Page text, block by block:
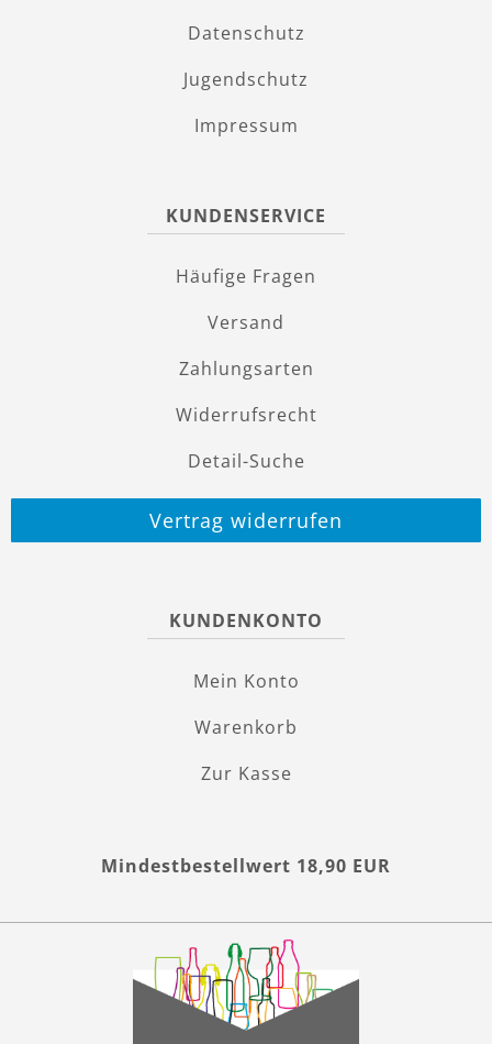
Datenschutz
Jugendschutz
Impressum
KUNDENSERVICE
Häufige Fragen
Versand
Zahlungsarten
Widerrufsrecht
Detail-Suche
Vertrag widerrufen
KUNDENKONTO
Mein Konto
Warenkorb
Zur Kasse
Mindestbestellwert 18,90 EUR